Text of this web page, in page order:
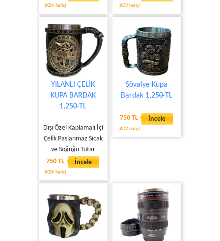
(KDV hariç) (KDV hariç)
YILANLI ÇELİK
KUPA BARDAK
1,25̶0̶ TL
Dışı Özel Kaplamalı İçi
Çelik Paslanmaz Sıcak
ve Soğuğu Tutar
750 TL
(KDV hariç)
İncele
Şövalye Kupa
Bardak 1,25̶0̶ TL
750 TL
(KDV hariç)
İncele